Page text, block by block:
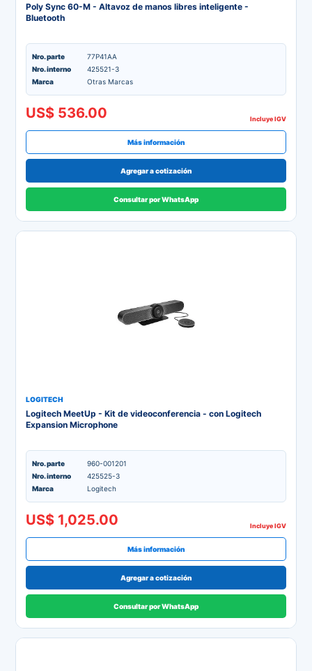
Poly Sync 60-M - Altavoz de manos libres inteligente -
Bluetooth
Nro. parte
77P41AA
Nro. interno
425521-3
Marca
Otras Marcas
US$ 536.00 Incluye IGV
Más información
Agregar a cotización
Consultar por WhatsApp
LOGITECH
Logitech MeetUp - Kit de videoconferencia - con Logitech
Expansion Microphone
Nro. parte
960-001201
Nro. interno
425525-3
Marca
Logitech
US$ 1,025.00 Incluye IGV
Más información
Agregar a cotización
Consultar por WhatsApp